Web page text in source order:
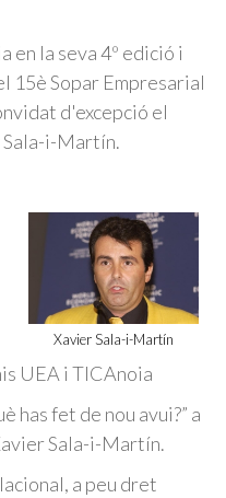
en la seva 4º edició i
15è Sopar Empresarial
d'excepció el
i-Martín.
Xavier Sala-i-Martín
UEA i TICAnoia
has fet de nou avui?” a
Sala-i-Martín.
a peu dret